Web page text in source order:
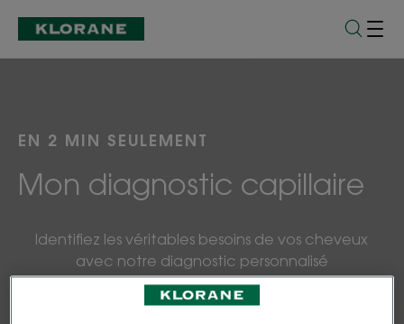
EN 2 MIN SEULEMENT
Mon diagnostic capillaire
Identifiez les véritables besoins de vos cheveux
avec notre diagnostic personnalisé
et découvrez votre rituel de soins capillaire.